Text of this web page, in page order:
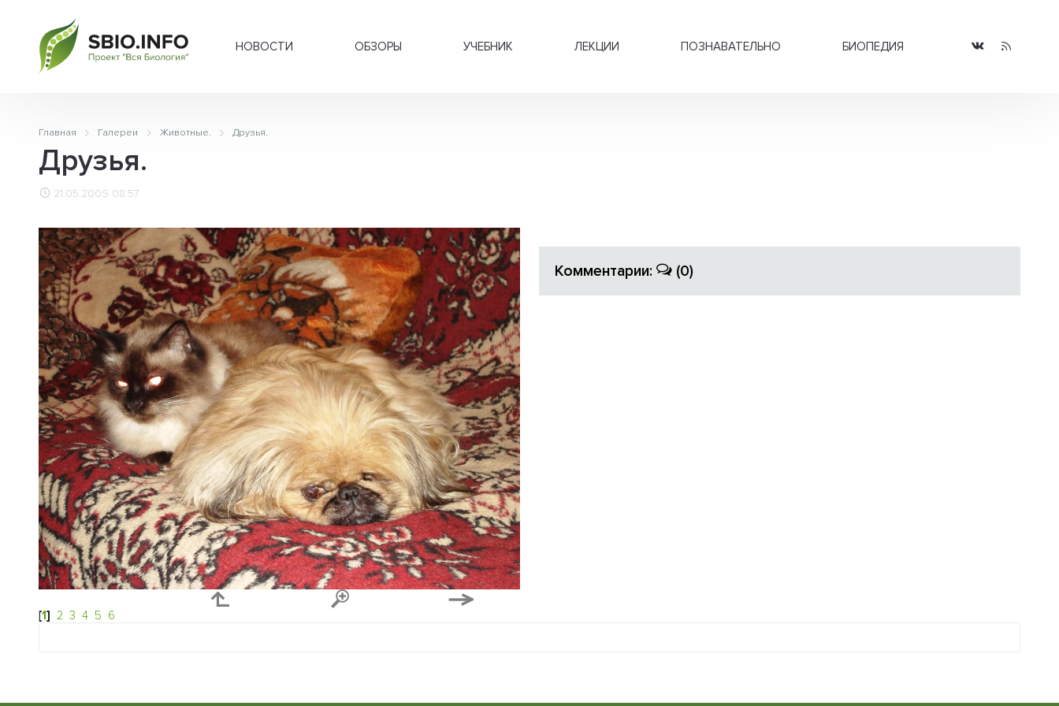
НОВОСТИ ОБЗОРЫ УЧЕБНИК ЛЕКЦИИ ПОЗНАВАТЕЛЬНО БИОПЕДИЯ
Главная Галереи Животные. Друзья.
Друзья.
21.05.2009 08:57
[1] 2 3 4 5 6
Комментарии: (0)